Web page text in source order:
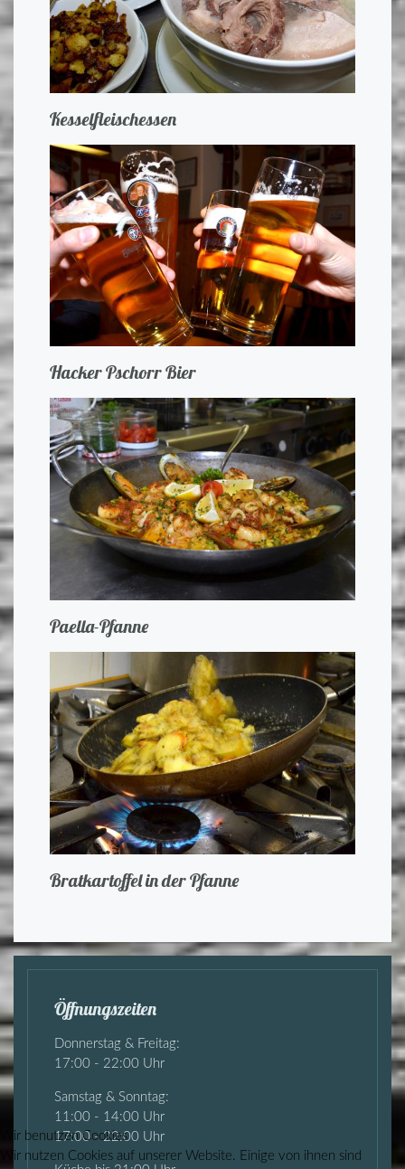
Kesselfleischessen
Hacker Pschorr Bier
Paella-Pfanne
Bratkartoffel in der Pfanne
Öffnungszeiten
Donnerstag & Freitag:
17:00 - 22:00 Uhr
Samstag & Sonntag:
11:00 - 14:00 Uhr
17:00 - 22:00 Uhr
Wir benutzen Cookies
Wir nutzen Cookies auf unserer Website. Einige von ihnen sind